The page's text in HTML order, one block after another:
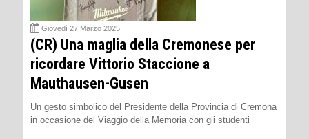
Giovedì 27 Marzo 2025
(CR) Una maglia della Cremonese per
ricordare Vittorio Staccione a
Mauthausen-Gusen
Un gesto simbolico del Presidente della Provincia di Cremona
in occasione del Viaggio della Memoria con gli studenti